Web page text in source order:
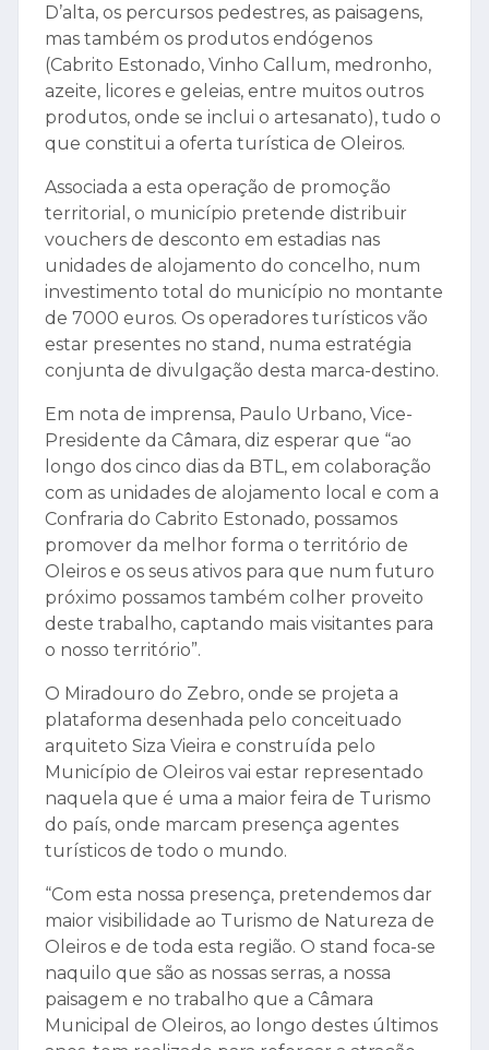
D’alta, os percursos pedestres, as paisagens,
mas também os produtos endógenos
(Cabrito Estonado, Vinho Callum, medronho,
azeite, licores e geleias, entre muitos outros
produtos, onde se inclui o artesanato), tudo o
que constitui a oferta turística de Oleiros.
Associada a esta operação de promoção
territorial, o município pretende distribuir
vouchers de desconto em estadias nas
unidades de alojamento do concelho, num
investimento total do município no montante
de 7000 euros. Os operadores turísticos vão
estar presentes no stand, numa estratégia
conjunta de divulgação desta marca-destino.
Em nota de imprensa, Paulo Urbano, Vice-
Presidente da Câmara, diz esperar que “ao
longo dos cinco dias da BTL, em colaboração
com as unidades de alojamento local e com a
Confraria do Cabrito Estonado, possamos
promover da melhor forma o território de
Oleiros e os seus ativos para que num futuro
próximo possamos também colher proveito
deste trabalho, captando mais visitantes para
o nosso território”.
O Miradouro do Zebro, onde se projeta a
plataforma desenhada pelo conceituado
arquiteto Siza Vieira e construída pelo
Município de Oleiros vai estar representado
naquela que é uma a maior feira de Turismo
do país, onde marcam presença agentes
turísticos de todo o mundo.
“Com esta nossa presença, pretendemos dar
maior visibilidade ao Turismo de Natureza de
Oleiros e de toda esta região. O stand foca-se
naquilo que são as nossas serras, a nossa
paisagem e no trabalho que a Câmara
Municipal de Oleiros, ao longo destes últimos